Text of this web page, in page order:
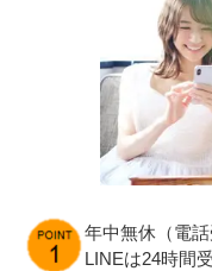
年中無休（電話
LINEは24時間